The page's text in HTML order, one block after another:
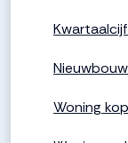
Nieuwbouw
Woning